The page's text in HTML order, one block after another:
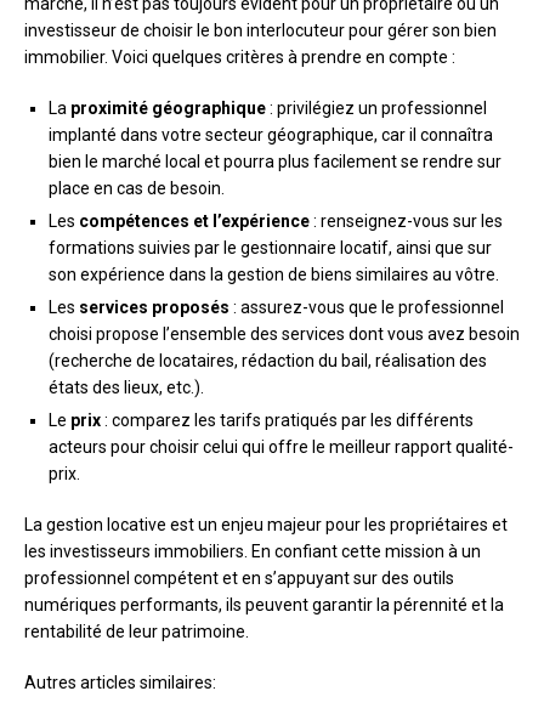
investisseur de choisir le bon interlocuteur pour gérer son bien
immobilier. Voici quelques critères à prendre en compte :
La proximité géographique: privilégiez un professionnel
implanté dans votre secteur géographique, car il connaîtra
bien le marché local et pourra plus facilement se rendre sur
place en cas de besoin.
Les compétences et l’expérience: renseignez-vous sur les
formations suivies par le gestionnaire locatif, ainsi que sur
son expérience dans la gestion de biens similaires au vôtre.
Les services proposés : assurez-vous que le professionnel
choisi propose l’ensemble des services dont vous avez besoin
(recherche de locataires, rédaction du bail, réalisation des
états des lieux, etc.).
Le prix: comparez les tarifs pratiqués par les différents
acteurs pour choisir celui qui offre le meilleur rapport qualité-
prix.
La gestion locative est un enjeu majeur pour les propriétaires et
les investisseurs immobiliers. En confiant cette mission à un
professionnel compétent et en s’appuyant sur des outils
numériques performants, ils peuvent garantir la pérennité et la
rentabilité de leur patrimoine.
Autres articles similaires: